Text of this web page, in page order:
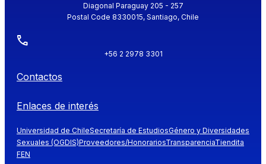
Diagonal Paraguay 205 - 257
Postal Code 8330015, Santiago, Chile
+56 2 2978 3301
Contactos
Enlaces de interés
Universidad de ChileSecretaría de EstudiosGénero y Diversidades
Sexuales (OGDIS)Proveedores/HonorariosTransparenciaTiendita
FEN